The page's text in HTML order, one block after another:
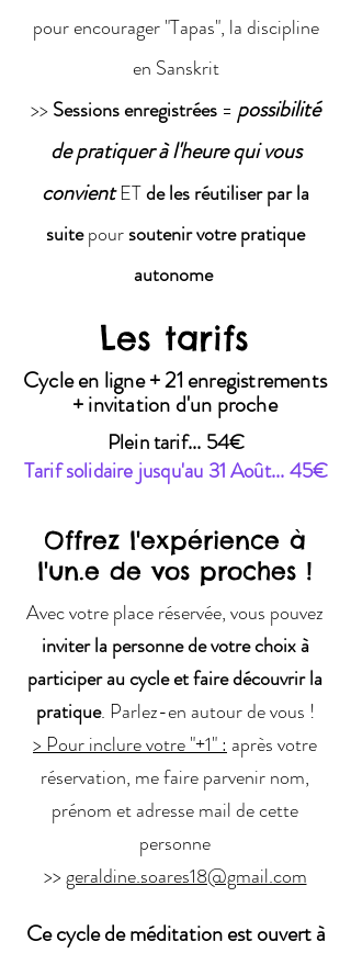
pour encourager "Tapas", la discipline
en Sanskrit
>>Sessions enregistrées = possibilité
de pratiquer à l'heure qui vous
convientETde les réutiliser par la
suitepoursoutenir votre pratique
autonome
Les tarifs
Cycle en ligne + 21 enregistrements
+ invitation d'un proche
​Plein tarif... 54€
Tarif solidaire jusqu'au 31 Août... 45€
Offrez l'expérience à
l'un.e de vos proches !
Avec votre place réservée, vous pouvez
inviter la personne de votre choix à
participer au cycle et faire découvrir la
pratique. Parlez-en autour de vous !
> Pour inclure votre "+1" : après votre
réservation, me faire parvenir nom,
prénom et adresse mail de cette
personne
>>geraldine.soares18@gmail.com
Ce cycle de méditation est ouvert à